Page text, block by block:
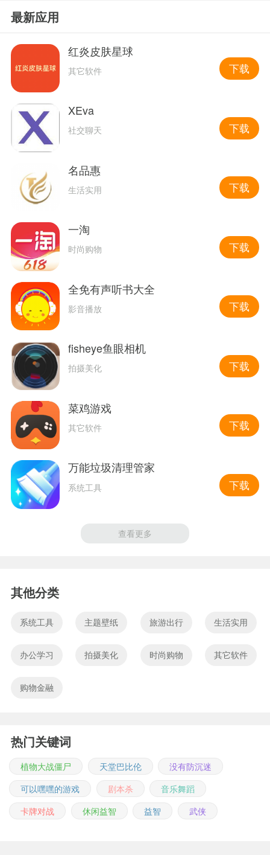
最新应用
红炎皮肤星球
其它软件 下载
XEva
社交聊天 下载
名品惠
生活实用 下载
一淘
时尚购物 下载
全免有声听书大全
影音播放 下载
fisheye鱼眼相机
拍摄美化 下载
菜鸡游戏
其它软件 下载
万能垃圾清理管家
系统工具 下载
查看更多
其他分类
系统工具 主题壁纸 旅游出行 生活实用
办公学习 拍摄美化 时尚购物 其它软件
购物金融
热门关键词
植物大战僵尸 天堂巴比伦
没有防沉迷
可以嘿嘿的游戏
剧本杀
音乐舞蹈
卡牌对战
休闲益智 益智 武侠